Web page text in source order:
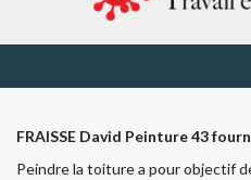
FRAISSE David Peinture 43
Peindre la toiture a pour objectif